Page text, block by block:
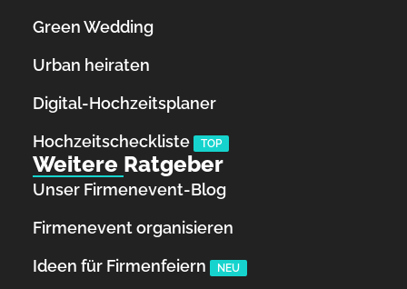
Green Wedding
Urban heiraten
Digital-Hochzeitsplaner
Hochzeits­checkliste
TOP
Weitere Ratgeber
Unser Firmenevent-Blog
Firmenevent organisieren
Ideen für Firmenfeiern
NEU